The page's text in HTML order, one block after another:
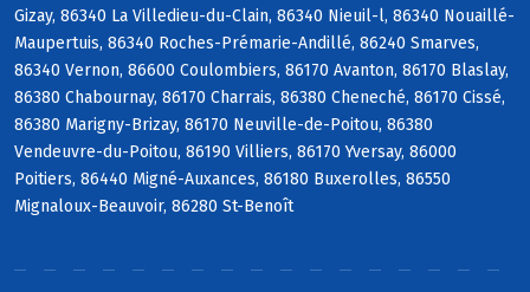
Gizay, 86340 La Villedieu-du-Clain, 86340 Nieuil-l, 86340 Nouaillé-
Maupertuis, 86340 Roches-Prémarie-Andillé, 86240 Smarves,
86340 Vernon, 86600 Coulombiers, 86170 Avanton, 86170 Blaslay,
86380 Chabournay, 86170 Charrais, 86380 Cheneché, 86170 Cissé,
86380 Marigny-Brizay, 86170 Neuville-de-Poitou, 86380
Vendeuvre-du-Poitou, 86190 Villiers, 86170 Yversay, 86000
Poitiers, 86440 Migné-Auxances, 86180 Buxerolles, 86550
Mignaloux-Beauvoir, 86280 St-Benoît